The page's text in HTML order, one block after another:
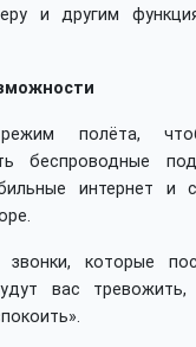
и другим
полёта,
беспроводные
интернет и
которые
вас тревожить,